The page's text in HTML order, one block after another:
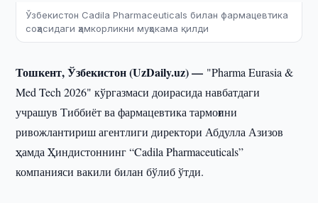
Ўзбекистон Cadila Pharmaceuticals билан фармацевтика
соҳасидаги ҳамкорликни муҳокама қилди
Тошкент, Ўзбекистон (UzDaily.uz) — "Pharma Eurasia &
Med Tech 2026" кўргазмаси доирасида навбатдаги
учрашув Тиббиёт ва фармацевтика тармоғини
ривожлантириш агентлиги директори Абдулла Азизов
ҳамда Ҳиндистоннинг “Cadila Pharmaceuticals”
компанияси вакили билан бўлиб ўтди.